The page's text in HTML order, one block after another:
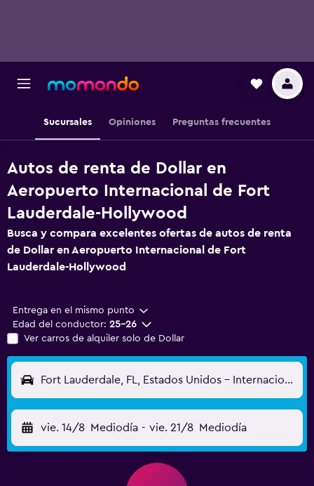
Sucursales Opiniones Preguntas frecuentes
Autos de renta de Dollar en
Aeropuerto Internacional de Fort
Lauderdale-Hollywood
Busca y compara excelentes ofertas de autos de renta
de Dollar en Aeropuerto Internacional de Fort
Lauderdale-Hollywood
Entrega en el mismo punto
Edad del conductor: 25-26
Ver carros de alquiler solo de Dollar
Fort Lauderdale, FL, Estados Unidos - Internacional de Fort Lauderdale-Hollywood (FLL)
vie. 14/8 Mediodía - vie. 21/8 Mediodía